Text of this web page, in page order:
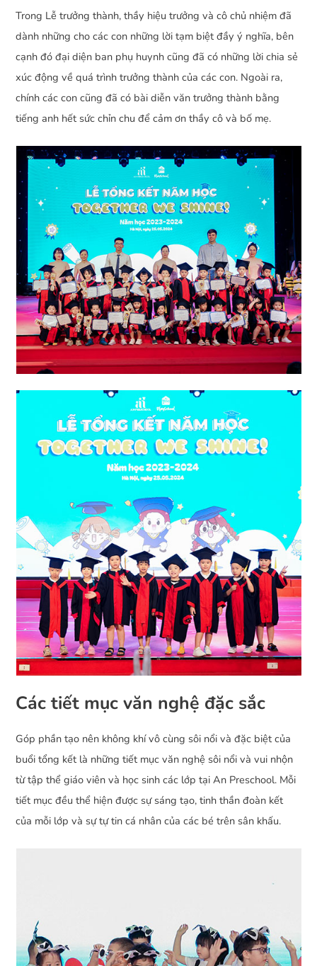
Trong Lễ trưởng thành, thầy hiệu trưởng và cô chủ nhiệm đã
dành những cho các con những lời tạm biệt đầy ý nghĩa, bên
cạnh đó đại diện ban phụ huynh cũng đã có những lời chia sẻ
xúc động về quá trình trưởng thành của các con. Ngoài ra,
chính các con cũng đã có bài diễn văn trưởng thành bằng
tiếng anh hết sức chỉn chu để cảm ơn thầy cô và bố mẹ.
Các tiết mục văn nghệ đặc sắc
Góp phần tạo nên không khí vô cùng sôi nổi và đặc biệt của
buổi tổng kết là những tiết mục văn nghệ sôi nổi và vui nhộn
từ tập thể giáo viên và học sinh các lớp tại An Preschool. Mỗi
tiết mục đều thể hiện được sự sáng tạo, tinh thần đoàn kết
của mỗi lớp và sự tự tin cá nhân của các bé trên sân khấu.